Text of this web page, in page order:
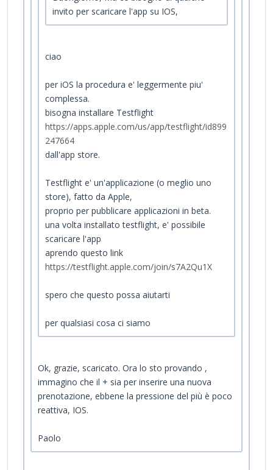
invito per scaricare l'app su IOS,
ciao
per iOS la procedura e' leggermente piu'
complessa.
bisogna installare Testflight
https://apps.apple.com/us/app/testflight/id899
247664
dall'app store.
Testflight e' un'applicazione (o meglio uno
store), fatto da Apple,
proprio per pubblicare applicazioni in beta.
una volta installato testflight, e' possibile
scaricare l'app
aprendo questo link
https://testflight.apple.com/join/s7A2Qu1X
spero che questo possa aiutarti
per qualsiasi cosa ci siamo
Ok, grazie, scaricato. Ora lo sto provando ,
immagino che il + sia per inserire una nuova
prenotazione, ebbene la pressione del più è poco
reattiva, IOS.
Paolo